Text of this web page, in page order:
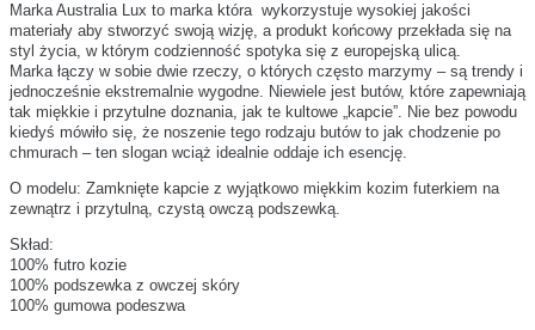
Marka Australia Lux to marka która wykorzystuje wysokiej jakości
materiały aby stworzyć swoją wizję, a produkt końcowy przekłada się na
styl życia, w którym codzienność spotyka się z europejską ulicą.
Marka łączy w sobie dwie rzeczy, o których często marzymy – są trendy i
jednocześnie ekstremalnie wygodne. Niewiele jest butów, które zapewniają
tak miękkie i przytulne doznania, jak te kultowe „kapcie”. Nie bez powodu
kiedyś mówiło się, że noszenie tego rodzaju butów to jak chodzenie po
chmurach – ten slogan wciąż idealnie oddaje ich esencję.
O modelu: Zamknięte kapcie z wyjątkowo miękkim kozim futerkiem na
zewnątrz i przytulną, czystą owczą podszewką.
Skład:
100% futro kozie
100% podszewka z owczej skóry
100% gumowa podeszwa